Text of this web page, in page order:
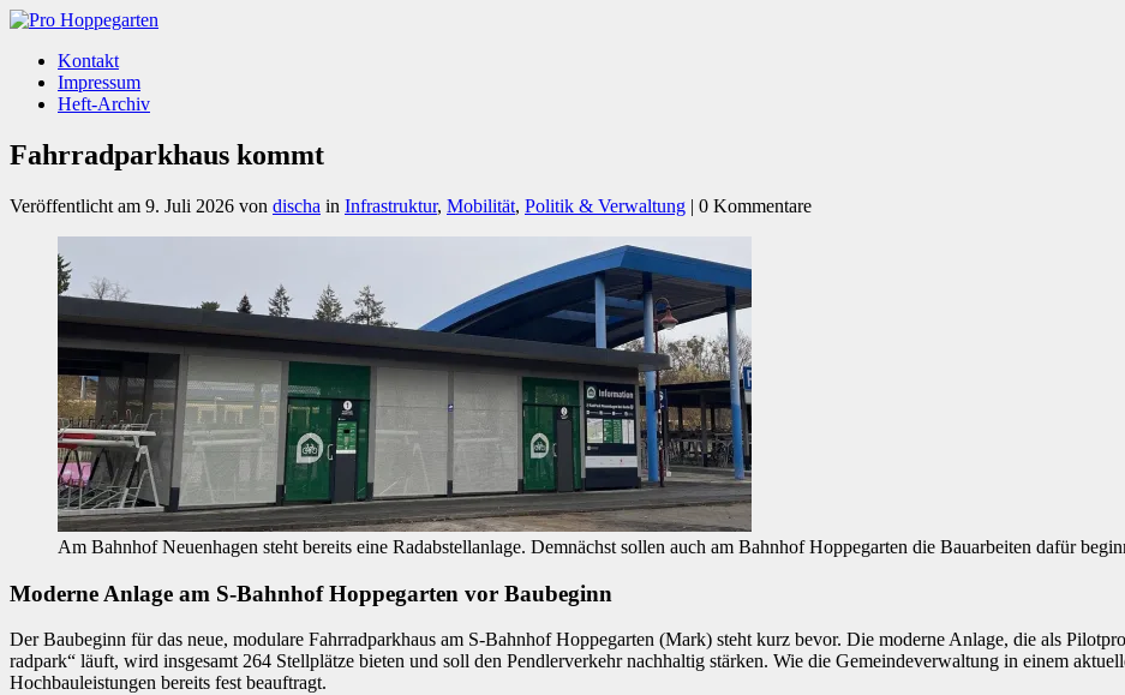
Kontakt
Impressum
Heft-Archiv
Fahrradparkhaus kommt
Veröffentlicht am 9. Juli 2026 von discha in Infrastruktur, Mobilität, Politik & Verwaltung | 0 Kommentare
Am Bahnhof Neuenhagen steht bereits eine Radabstellanlage. Demnächst sollen auch am Bahnhof Hoppegarten die Bauarbeiten dafür
Moderne Anlage am S-Bahnhof Hoppegarten vor Baubeginn
Der Baubeginn für das neue, modulare Fahrradparkhaus am S-Bahnhof Hoppegarten (Mark) steht kurz bevor. Die moderne Anlage, die als
radpark“ läuft, wird insgesamt 264 Stellplätze bieten und soll den Pendlerverkehr nachhaltig stärken. Wie die Gemeindeverwaltung in einem
Hochbauleistungen bereits fest beauftragt.